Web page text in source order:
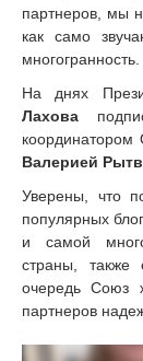
партнеров, мы
как само
многогранность.
На днях
Лахова
координатором
Валерией
Уверены, что
популярных
и самой
страны, также
очередь Союз
партнеров